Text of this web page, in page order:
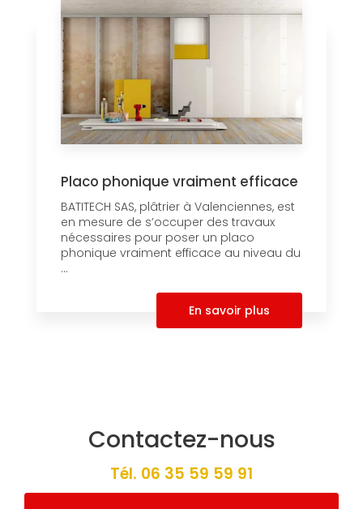
Placo phonique vraiment efficace
BATITECH SAS, plâtrier à Valenciennes, est
en mesure de s’occuper des travaux
nécessaires pour poser un placo
phonique vraiment efficace au niveau du
...
En savoir plus
Contactez-nous
Tél. 06 35 59 59 91